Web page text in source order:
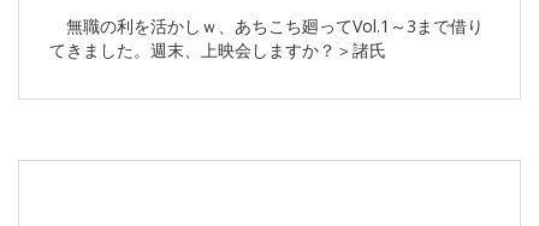
無職の利を活かしｗ、あちこち廻ってVol.1～3まで借り
てきました。週末、上映会しますか？＞諸氏